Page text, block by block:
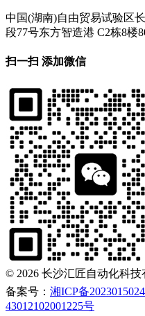
中国(湖南)自由贸易试验区
段77号东方智造港 C2栋8楼
扫一扫 添加微信
© 2026 长沙汇匠自动化科技
备案号： 湘ICP备
43012102001225号